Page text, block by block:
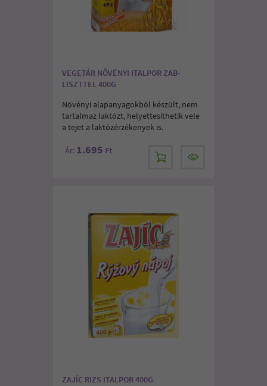
VEGETÁR NÖVÉNYI ITALPOR ZAB-
LISZTTEL 400G
Növényi alapanyagokból készült, nem
tartalmaz laktózt, helyettesíthetik vele
a tejet a laktózérzékenyek is.
Ár: 1.695 Ft
ZAJÍC RIZS ITALPOR 400G